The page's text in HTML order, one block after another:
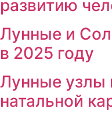
развитию
Лунные и
в 2025 году
Лунные узлы
натальной